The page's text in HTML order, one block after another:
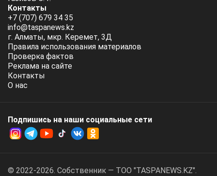
Контакты
+7 (707) 679 34 35
info@taspanews.kz
г. Алматы, мкр. Керемет, 3Д
Правила использования материалов
Проверка фактов
Реклама на сайте
Контакты
О нас
Подпишись на наши социальные cети
© 2022-2026. Собственник — ТОО "TASPANEWS.KZ".